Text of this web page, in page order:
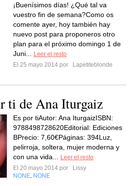
¡Buenísimos días! ¿Qué tal va
vuestro fin de semana?Como os
comente ayer, hoy también hay
nuevo post para proponeros otro
plan para el próximo domingo 1 de
Juni...
Leer el resto
El 25 mayo 2014 por
Lapetiteblonde
ti de Ana Iturgaiz
Es por tiAutor: Ana IturgaizISBN:
9788498728620Editorial: Ediciones
BPrecio: 7,60€Páginas: 394Luz,
pelirroja, soltera, mujer moderna y
con una vida...
Leer el resto
El 20 mayo 2014 por
Lissy
NONE NONE